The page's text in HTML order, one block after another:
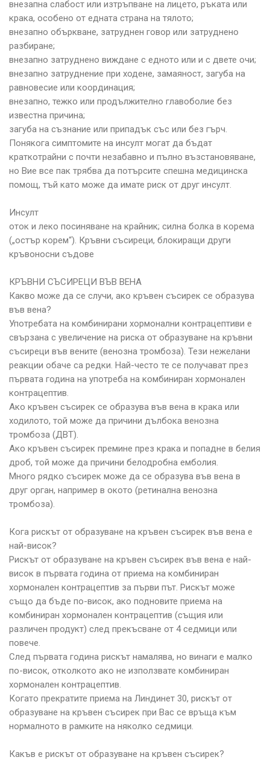
внезапна слабост или изтръпване на лицето, ръката или
крака, особено от едната страна на тялото;
внезапно объркване, затруднен говор или затруднено
разбиране;
внезапно затруднено виждане с едното или и с двете очи;
внезапно затруднение при ходене, замаяност, загуба на
равновесие или координация;
внезапно, тежко или продължително главоболие без
известна причина;
загуба на съзнание или припадък със или без гърч.
Понякога симптомите на инсулт могат да бъдат
краткотрайни с почти незабавно и пълно възстановяване,
но Вие все пак трябва да потърсите спешна медицинска
помощ, тъй като може да имате риск от друг инсулт.
Инсулт
оток и леко посиняване на крайник; силна болка в корема
(„остър корем“). Кръвни съсиреци, блокиращи други
кръвоносни съдове
КРЪВНИ СЪСИРЕЦИ ВЪВ ВЕНА
Какво може да се случи, ако кръвен съсирек се образува
във вена?
Употребата на комбинирани хормонални контрацептиви е
свързана с увеличение на риска от образуване на кръвни
съсиреци във вените (венозна тромбоза). Тези нежелани
реакции обаче са редки. Най-често те се получават през
първата година на употреба на комбиниран хормонален
контрацептив.
Ако кръвен съсирек се образува във вена в крака или
ходилото, той може да причини дълбока венозна
тромбоза (ДВТ).
Ако кръвен съсирек премине през крака и попадне в белия
дроб, той може да причини белодробна емболия.
Много рядко съсирек може да се образува във вена в
друг орган, например в окото (ретинална венозна
тромбоза).
Кога рискът от образуване на кръвен съсирек във вена е
най-висок?
Рискът от образуване на кръвен съсирек във вена е най-
висок в първата година от приема на комбиниран
хормонален контрацептив за първи път. Рискът може
също да бъде по-висок, ако подновите приема на
комбиниран хормонален контрацептив (същия или
различен продукт) след прекъсване от 4 седмици или
повече.
След първата година рискът намалява, но винаги е малко
по-висок, отколкото ако не използвате комбиниран
хормонален контрацептив.
Когато прекратите приема на Линдинет 30, рискът от
образуване на кръвен съсирек при Вас се връща към
нормалното в рамките на няколко седмици.
Какъв е рискът от образуване на кръвен съсирек?